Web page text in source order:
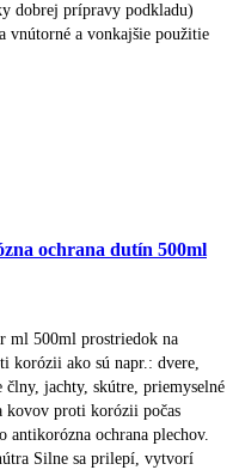
dobrej prípravy podkladu)
vnútorné a vonkajšie použitie
ochrana dutín 500ml
ml 500ml prostriedok na
korózii ako sú napr.: dvere,
jachty, skútre, priemyselné
kovov proti korózii počas
antikorózna ochrana plechov.
Silne sa prilepí, vytvorí